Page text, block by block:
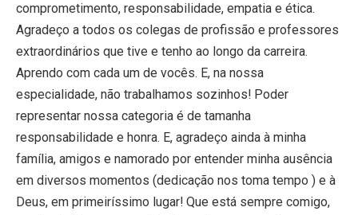
comprometimento, responsabilidade, empatia e ética.
Agradeço a todos os colegas de profissão e professores
extraordinários que tive e tenho ao longo da carreira.
Aprendo com cada um de vocês. E, na nossa
especialidade, não trabalhamos sozinhos! Poder
representar nossa categoria é de tamanha
responsabilidade e honra. E, agradeço ainda à minha
família, amigos e namorado por entender minha ausência
em diversos momentos (dedicação nos toma tempo ) e à
Deus, em primeiríssimo lugar! Que está sempre comigo,